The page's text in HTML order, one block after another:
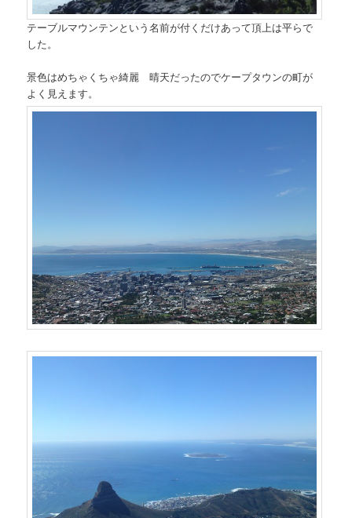
テーブルマウンテンという名前が付くだけあって頂上は平らで
した。
景色はめちゃくちゃ綺麗 晴天だったのでケープタウンの町が
よく見えます。